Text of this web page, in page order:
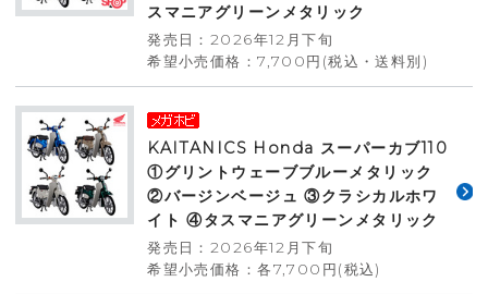
スマニアグリーンメタリック
発売日：2026年12月下旬
希望小売価格：7,700円(税込・送料別)
KAITANICS Honda スーパーカブ110
①グリントウェーブブルーメタリック
②バージンベージュ ③クラシカルホワ
イト ④タスマニアグリーンメタリック
発売日：2026年12月下旬
希望小売価格：各7,700円(税込)